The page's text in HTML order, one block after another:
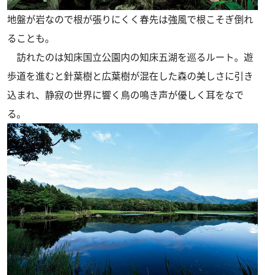
地盤が岩なので根が張りにくく春先は強風で根こそぎ倒れ
ることも。
訪れたのは知床国立公園内の知床五湖を巡るルート。遊
歩道を進むと針葉樹と広葉樹が混在した森の美しさに引き
込まれ、静寂の世界に響く鳥の鳴き声が優しく耳をなで
る。